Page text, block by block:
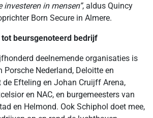
in mensen”, aldus Quincy
Born Secure in Almere.
beursgenoteerd bedrijf
deelnemende organisaties is
Porsche Nederland, Deloitte en
Efteling en Johan Cruijff Arena,
en NAC, en burgemeesters van
en Helmond. Ook Schiphol doet mee,